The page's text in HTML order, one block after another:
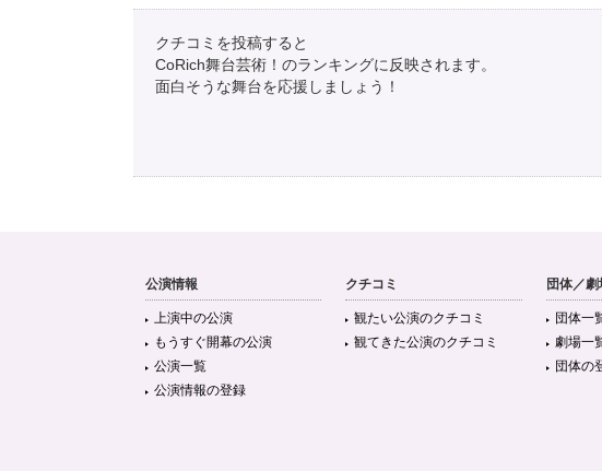
クチコミを投稿すると
CoRich舞台芸術！のランキングに反映されます。
面白そうな舞台を応援しましょう！
公演情報
上演中の公演
もうすぐ開幕の公演
公演一覧
公演情報の登録
クチコミ
観たい公演のクチコミ
観てきた公演のクチコミ
団体／劇
団体一
劇場一
団体の